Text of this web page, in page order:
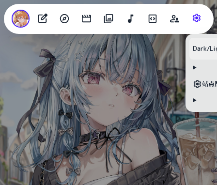
Dark/
站点
目录